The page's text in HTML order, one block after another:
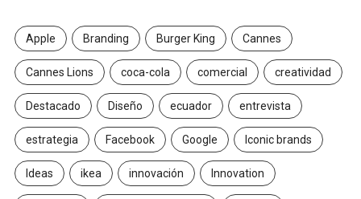
Apple Branding Burger King Cannes
Cannes Lions coca-cola comercial creatividad
Destacado Diseño ecuador entrevista
estrategia Facebook Google Iconic brands
Ideas ikea innovación Innovation